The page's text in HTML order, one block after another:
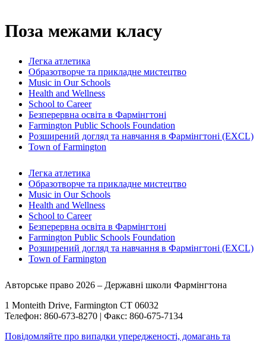
Поза межами класу
Легка атлетика
Образотворче та прикладне мистецтво
Music in Our Schools
Health and Wellness
School to Career
Безперервна освіта в Фармінгтоні
Farmington Public Schools Foundation
Розширений догляд та навчання в Фармінгтоні (EXCL)
Town of Farmington
Легка атлетика
Образотворче та прикладне мистецтво
Music in Our Schools
Health and Wellness
School to Career
Безперервна освіта в Фармінгтоні
Farmington Public Schools Foundation
Розширений догляд та навчання в Фармінгтоні (EXCL)
Town of Farmington
Авторське право 2026 – Державні школи Фармінгтона
1 Monteith Drive, Farmington CT 06032
Телефон: 860-673-8270 | Факс: 860-675-7134
Повідомляйте про випадки упередженості, домагань та